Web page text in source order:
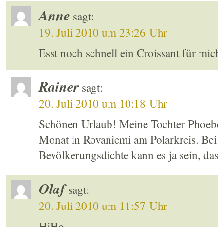
Anne sagt:
19. Juli 2010 um 23:26 Uhr
Esst noch schnell ein Croissant für
Rainer sagt:
20. Juli 2010 um 10:18 Uhr
Schönen Urlaub! Meine Tochter
Monat in Rovaniemi am Polarkreis.
Bevölkerungsdichte kann es ja sein,
Olaf sagt:
20. Juli 2010 um 11:57 Uhr